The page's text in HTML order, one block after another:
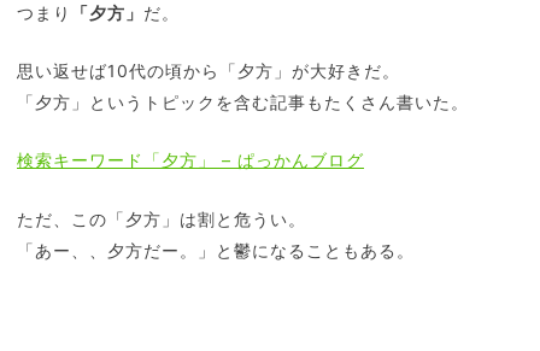
つまり 「夕方」 だ。
思い返せば10代の頃から「夕方」が大好きだ。
「夕方」というトピックを含む記事もたくさん書いた。
検索キーワード「夕方」 – ぱっかんブログ
ただ、この「夕方」は割と危うい。
「あー、、夕方だー。」と鬱になることもある。